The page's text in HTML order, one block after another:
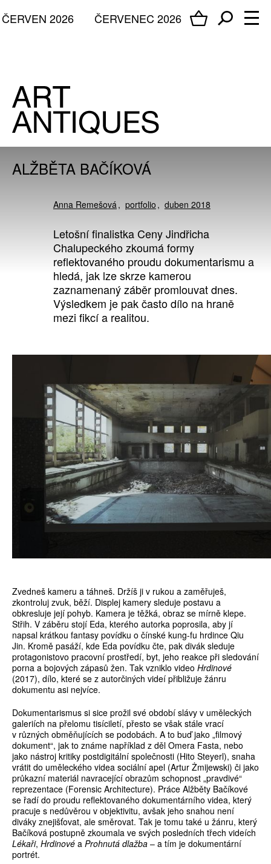
ČERVENEC 2026
ČERVEN 2026
ALŽBĚTA BAČÍKOVÁ
Anna Remešová portfolio duben 2018
Letošní finalistka Ceny Jindřicha
Chalupeckého zkoumá formy
reflektovaného proudu dokumentarismu a
hledá, jak lze skrze kamerou
zaznamenaný záběr promlouvat dnes.
Výsledkem je pak často dílo na hraně
mezi fikcí a realitou.
Zvedneš kameru a táhneš. Držíš ji v rukou a zaměřuješ,
zkontroluj zvuk, běží. Displej kamery sleduje postavu a
obkresluje její pohyb. Kamera je těžká, obraz se mírně klepe.
Střih. V záběru stojí Eda, kterého autorka poprosila, aby jí
napsal krátkou fantasy povídku o čínské kung-fu hrdince Qiu
Jin. Kromě pasáží, kde Eda povídku čte, pak divák sleduje
protagonistovo pracovní prostředí, byt, jeho reakce při sledování
porna a bojových zápasů žen. Tak vzniklo video Hrdinové
(2017), dílo, které se z autorčiných videí přibližuje žánru
dokumentu asi nejvíce.
Dokumentarismus si sice prožil své období slávy v uměleckých
galeriích na přelomu tisíciletí, přesto se však stále vrací
v různých obměňujících se podobách. A to buď jako „filmový
dokument“, jak to známe například z děl Omera Fasta, nebo
jako nástroj kritiky postdigitální společnosti (Hito Steyerl), snaha
vrátit do uměleckého videa sociální apel (Artur Żmijewski) či jako
průkazní materiál navracející obrazům schopnost „pravdivé“
reprezentace (Forensic Architecture). Práce Alžběty Bačíkové
se řadí do proudu reflektovaného dokumentárního videa, který
pracuje s nedůvěrou v objektivitu, avšak jeho snahou není
diváky znejišťovat, ale směrovat. Tak je tomu také u žánru, který
Bačíková postupně zkoumala ve svých posledních třech videích
Lékaři, Hrdinové a Prohnutá dlažba – a tím je dokumentární
portrét.